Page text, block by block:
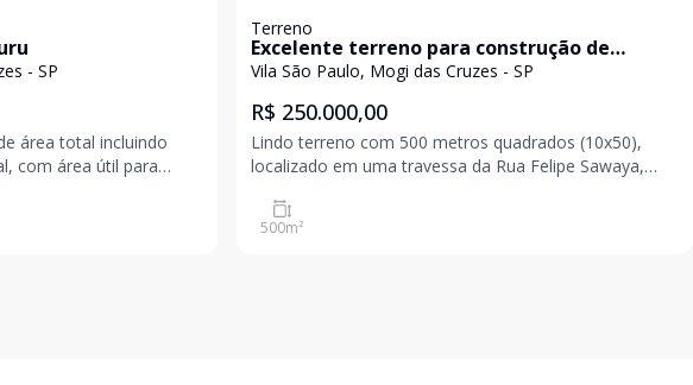
- SP
área total incluindo
com área útil para
Terreno
Excelente terreno para construção de
Villagio
Vila São Paulo, Mogi das Cruzes - SP
R$ 250.000,00
Lindo terreno com 500 metros quadrados (10x50),
localizado em uma travessa da Rua Felipe Sawaya,
500m²